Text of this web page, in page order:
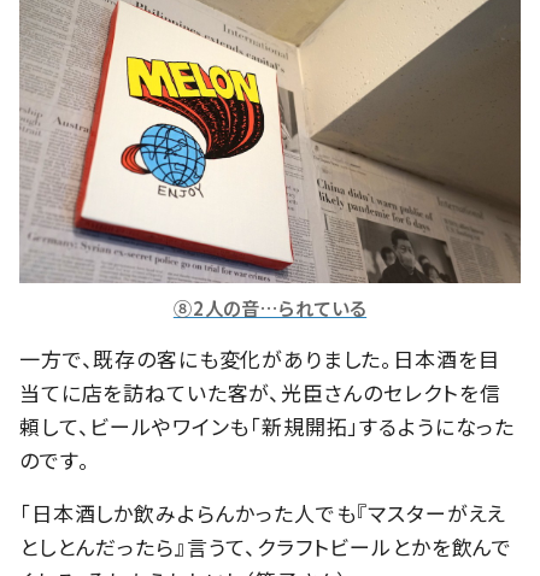
⑧2人の音…られている
一方で、既存の客にも変化がありました。日本酒を目
当てに店を訪ねていた客が、光臣さんのセレクトを信
頼して、ビールやワインも「新規開拓」するようになった
のです。
「日本酒しか飲みよらんかった人でも『マスターがええ
としとんだったら』言うて、クラフトビールとかを飲んで